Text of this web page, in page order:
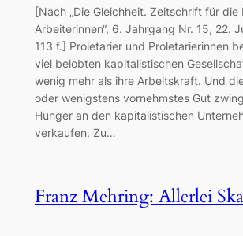
[Nach „Die Gleichheit. Zeitschrift für die
Arbeiterinnen“, 6. Jahrgang Nr. 15, 22.
113 f.] Proletarier und Proletarierinnen
viel belobten kapitalistischen
wenig mehr als ihre Arbeitskraft. Und
oder wenigstens vornehmstes Gut
Hunger an den kapitalistischen
verkaufen. Zu…
Franz Mehring: Allerlei